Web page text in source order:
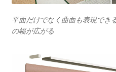
平面だけでなく曲面も表現でき
の幅が広がる